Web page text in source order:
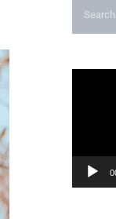
Search
for: